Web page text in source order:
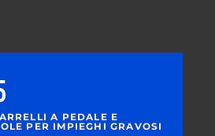
A PEDALE E
PER IMPIEGHI GRAVOSI